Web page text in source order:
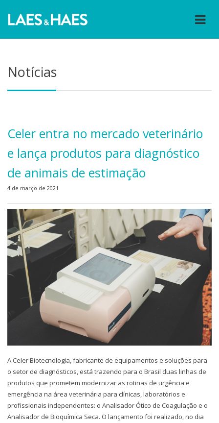
Notícias
Celer entra no mercado veterinário
e lança produtos para diagnóstico
de animais de estimação
4 de março de 2021
A Celer Biotecnologia, fabricante de equipamentos e soluções para
o setor de diagnósticos, está trazendo para o Brasil duas linhas de
produtos que prometem modernizar as rotinas de urgência e
emergência na área veterinária para clínicas, laboratórios e
profissionais independentes: o Analisador Ótico de Coagulação e o
Analisador de Bioquímica Seca. O lançamento foi realizado, no dia